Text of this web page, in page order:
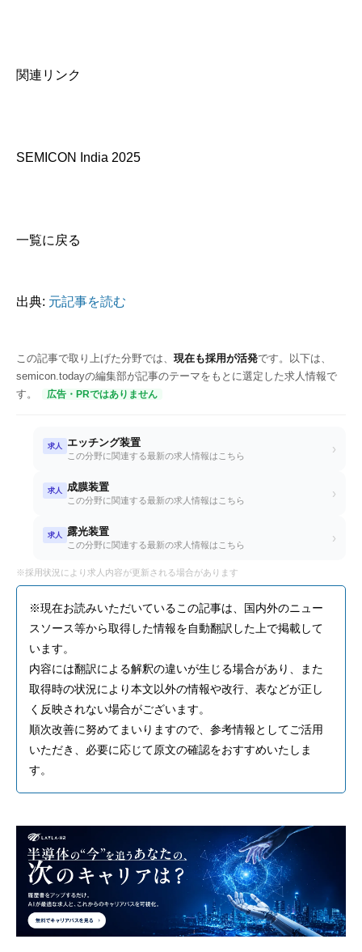
関連リンク
SEMICON India 2025
一覧に戻る
出典: 元記事を読む
この記事で取り上げた分野では、 現在も採用が活発です。以下は、
semicon.todayの編集部が記事のテーマをもとに選定した求人情報で
す。
広告・PRではありません
求人 エッチング装置
この分野に関連する最新の求人情報はこちら ›
求人 成膜装置
この分野に関連する最新の求人情報はこちら ›
求人 露光装置
この分野に関連する最新の求人情報はこちら ›
※採用状況により求人内容が更新される場合があります
※現在お読みいただいているこの記事は、国内外のニュー
スソース等から取得した情報を自動翻訳した上で掲載して
います。
内容には翻訳による解釈の違いが生じる場合があり、また
取得時の状況により本文以外の情報や改行、表などが正し
く反映されない場合がございます。
順次改善に努めてまいりますので、参考情報としてご活用
いただき、必要に応じて原文の確認をおすすめいたしま
す。